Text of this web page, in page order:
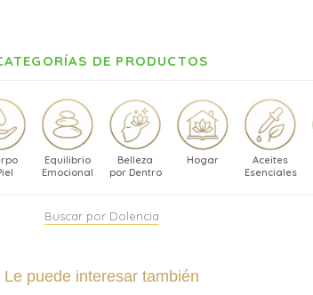
DE PRODUCTOS
Equilibrio
Emocional
Belleza
por Dentro
Hogar
Aceites
Esenciales
Buscar por Dolencia
Le puede interesar también